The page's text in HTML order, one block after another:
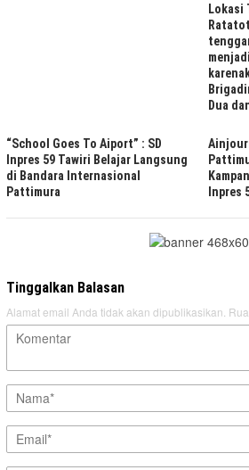
Lokasi
Dua
“School Goes To Aiport” : SD
Inpres 59 Tawiri Belajar Langsung
di Bandara Internasional
Pattimura
Inpres
Tinggalkan Balasan
Alamat email Anda tidak akan dipublikasikan.